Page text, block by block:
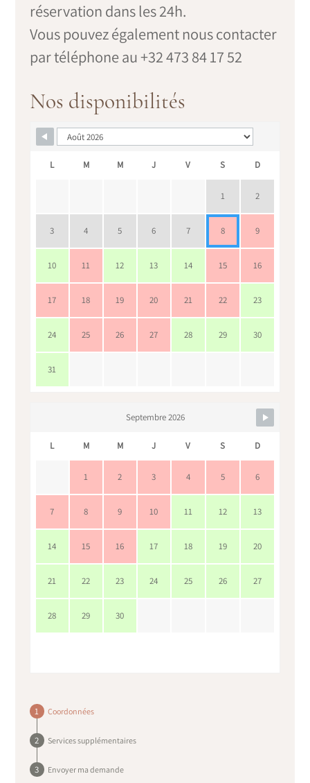
réservation dans les 24h.
Vous pouvez également nous contacter
par téléphone au +32 473 84 17 52
Nos disponibilités
L M M J V S D
1 2
3 4 5 6 7 8 9
10 11 12 13 14 15 16
17 18 19 20 21 22 23
24 25 26 27 28 29 30
31
Septembre 2026
L M M J V S D
1 2 3 4 5 6
7 8 9 10 11 12 13
14 15 16 17 18 19 20
21 22 23 24 25 26 27
28 29 30
Coordonnées
Services supplémentaires
Envoyer ma demande